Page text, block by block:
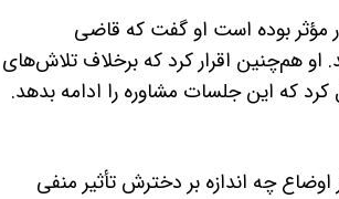
مؤثر بوده است او گفت که قاضی
هم‌چنین اقرار کرد که برخلاف تلاش‌های
کرد که این جلسات مشاوره را ادامه بدهد.
چه اندازه بر دخترش تأثیر منفی